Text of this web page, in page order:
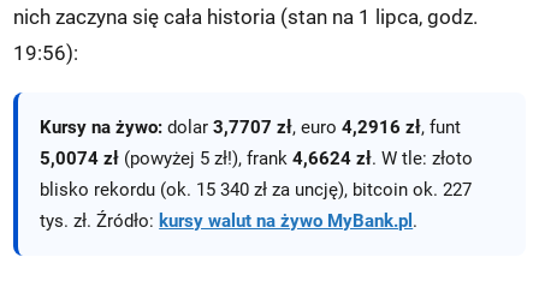
nich zaczyna się cała historia (stan na 1 lipca, godz.
19:56):
Kursy na żywo: dolar3,7707 zł, euro4,2916 zł, funt
5,0074 zł (powyżej 5 zł!), frank4,6624 zł. W tle: złoto
blisko rekordu (ok. 15 340 zł za uncję), bitcoin ok. 227
tys. zł. Źródło: kursy walut na żywo MyBank.pl .